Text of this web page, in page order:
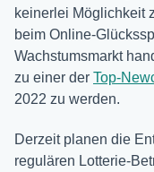
keinerlei Möglichkeit
beim Online-
Wachstumsmarkt
zu einer der Top-
2022 zu werden.
Derzeit planen die
regulären Lotterie-